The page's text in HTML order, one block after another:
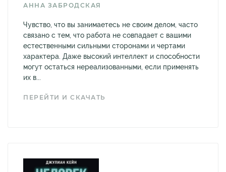
АННА ЗАБРОДСКАЯ
Чувство, что вы занимаетесь не своим делом, часто
связано с тем, что работа не совпадает с вашими
естественными сильными сторонами и чертами
характера. Даже высокий интеллект и способности
могут остаться нереализованными, если применять
их в...
ПЕРЕЙТИ И СКАЧАТЬ